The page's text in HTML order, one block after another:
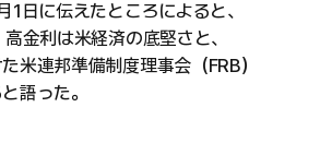
1日に伝えたところによると、
金利は米経済の底堅さと、
米連邦準備制度理事会（FRB）
語った。